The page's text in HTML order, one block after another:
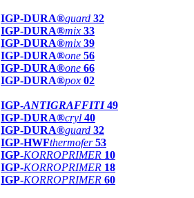
IGP-DURA®guard 32
IGP-DURA®mix 33
IGP-DURA®mix 39
IGP-DURA®one 56
IGP-DURA®one 66
IGP-DURA®pox 02
IGP-ANTIGRAFFITI49
IGP-DURA®cryl 40
IGP-DURA®guard 32
IGP-HWFthermofer 53
IGP-KORROPRIMER 10
IGP-KORROPRIMER 18
IGP-KORROPRIMER 60